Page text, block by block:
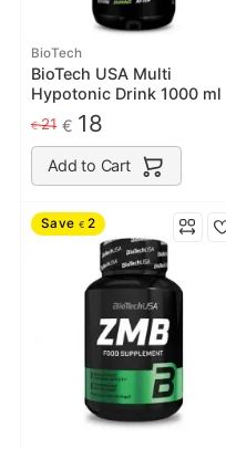
BioTech
BioTech USA Multi
Hypotonic Drink 1000 ml
€21 € 18
Add to Cart
Save € 2